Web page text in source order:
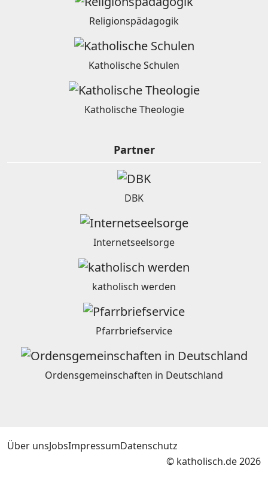
Religionspädagogik
Katholische Schulen
Katholische Theologie
Partner
DBK
Internetseelsorge
katholisch werden
Pfarrbriefservice
Ordensgemeinschaften in Deutschland
Über unsJobsImpressumDatenschutz
© katholisch.de 2026